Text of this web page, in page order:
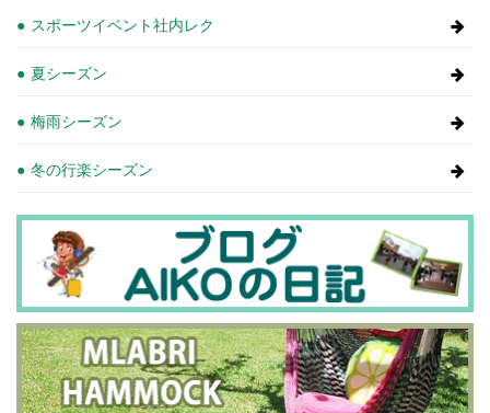
スポーツイベント社内レク
夏シーズン
梅雨シーズン
冬の行楽シーズン